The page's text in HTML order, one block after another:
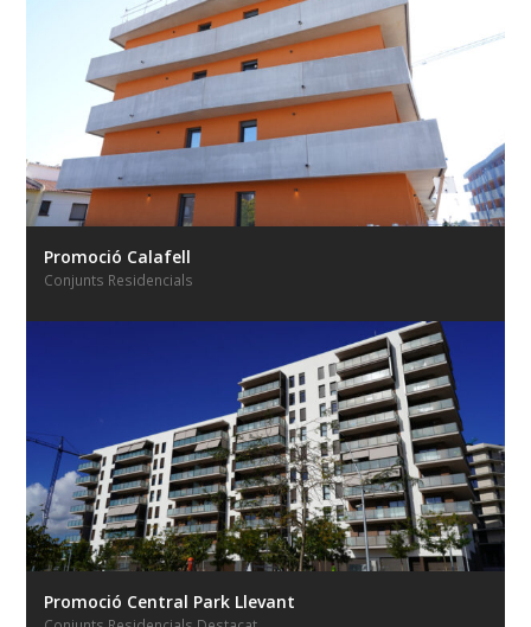
Promoció Calafell
Conjunts Residencials
Promoció Central Park Llevant